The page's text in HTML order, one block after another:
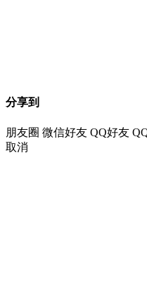
分享到
朋友圈 微信好友 QQ好友
取消